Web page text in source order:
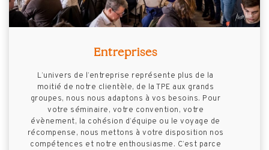
Entreprises
L’univers de l’entreprise représente plus de la
moitié de notre clientèle, de la TPE aux grands
groupes, nous nous adaptons à vos besoins. Pour
votre séminaire, votre convention, votre
évènement, la cohésion d’équipe ou le voyage de
récompense, nous mettons à votre disposition nos
compétences et notre enthousiasme. C’est parce